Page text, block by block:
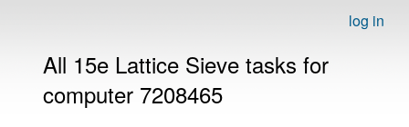
log in
All 15e Lattice Sieve tasks for
computer 7208465